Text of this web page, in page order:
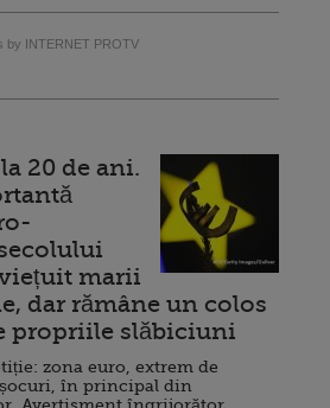
by INTERNET PROTV
20 de ani.
marii
dar rămâne un colos
propriile slăbiciuni
zona euro, extrem de
în principal din